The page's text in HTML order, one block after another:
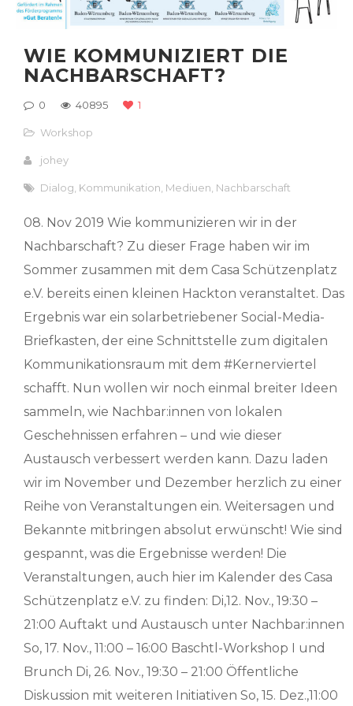
WIE KOMMUNIZIERT DIE
NACHBARSCHAFT?
0 40895 1
Workshop
johey
Dialog Kommunikation Mediuen Nachbarschaft
08. Nov 2019 Wie kommunizieren wir in der
Nachbarschaft? Zu dieser Frage haben wir im
Sommer zusammen mit dem Casa Schützenplatz
e.V. bereits einen kleinen Hackton veranstaltet. Das
Ergebnis war ein solarbetriebener Social-Media-
Briefkasten, der eine Schnittstelle zum digitalen
Kommunikationsraum mit dem #Kernerviertel
schafft. Nun wollen wir noch einmal breiter Ideen
sammeln, wie Nachbar:innen von lokalen
Geschehnissen erfahren – und wie dieser
Austausch verbessert werden kann. Dazu laden
wir im November und Dezember herzlich zu einer
Reihe von Veranstaltungen ein. Weitersagen und
Bekannte mitbringen absolut erwünscht! Wie sind
gespannt, was die Ergebnisse werden! Die
Veranstaltungen, auch hier im Kalender des Casa
Schützenplatz e.V. zu finden: Di,12. Nov., 19:30 –
21:00 Auftakt und Austausch unter Nachbar:innen
So, 17. Nov., 11:00 – 16:00 Baschtl-Workshop I und
Brunch Di, 26. Nov., 19:30 – 21:00 Öffentliche
Diskussion mit weiteren Initiativen So, 15. Dez.,11:00